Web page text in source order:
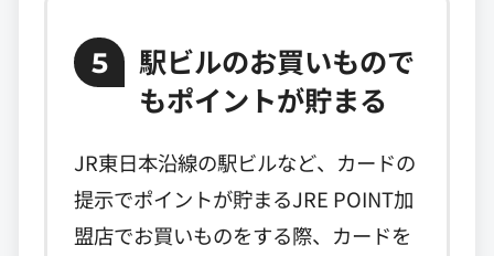
5
駅ビルのお買いもので
もポイントが貯まる
JR東日本沿線の駅ビルなど、カードの
提示でポイントが貯まるJRE POINT加
盟店でお買いものをする際、カードを